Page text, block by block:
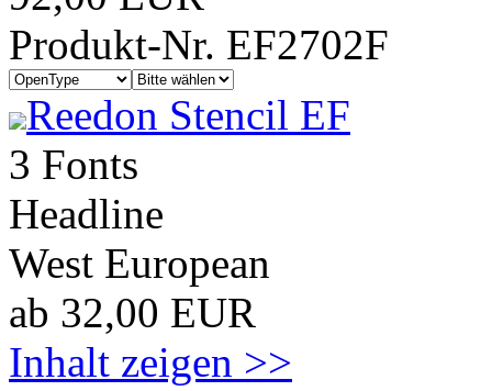
Produkt-Nr. EF2702F
Reedon Stencil EF
3 Fonts
Headline
West European
ab 32,00 EUR
Inhalt zeigen >>